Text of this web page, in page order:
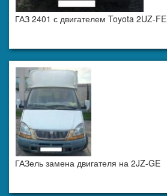
ГАЗ 2401 с двигателем Toyota 2UZ-FE
ГАЗель замена двигателя на 2JZ-GE